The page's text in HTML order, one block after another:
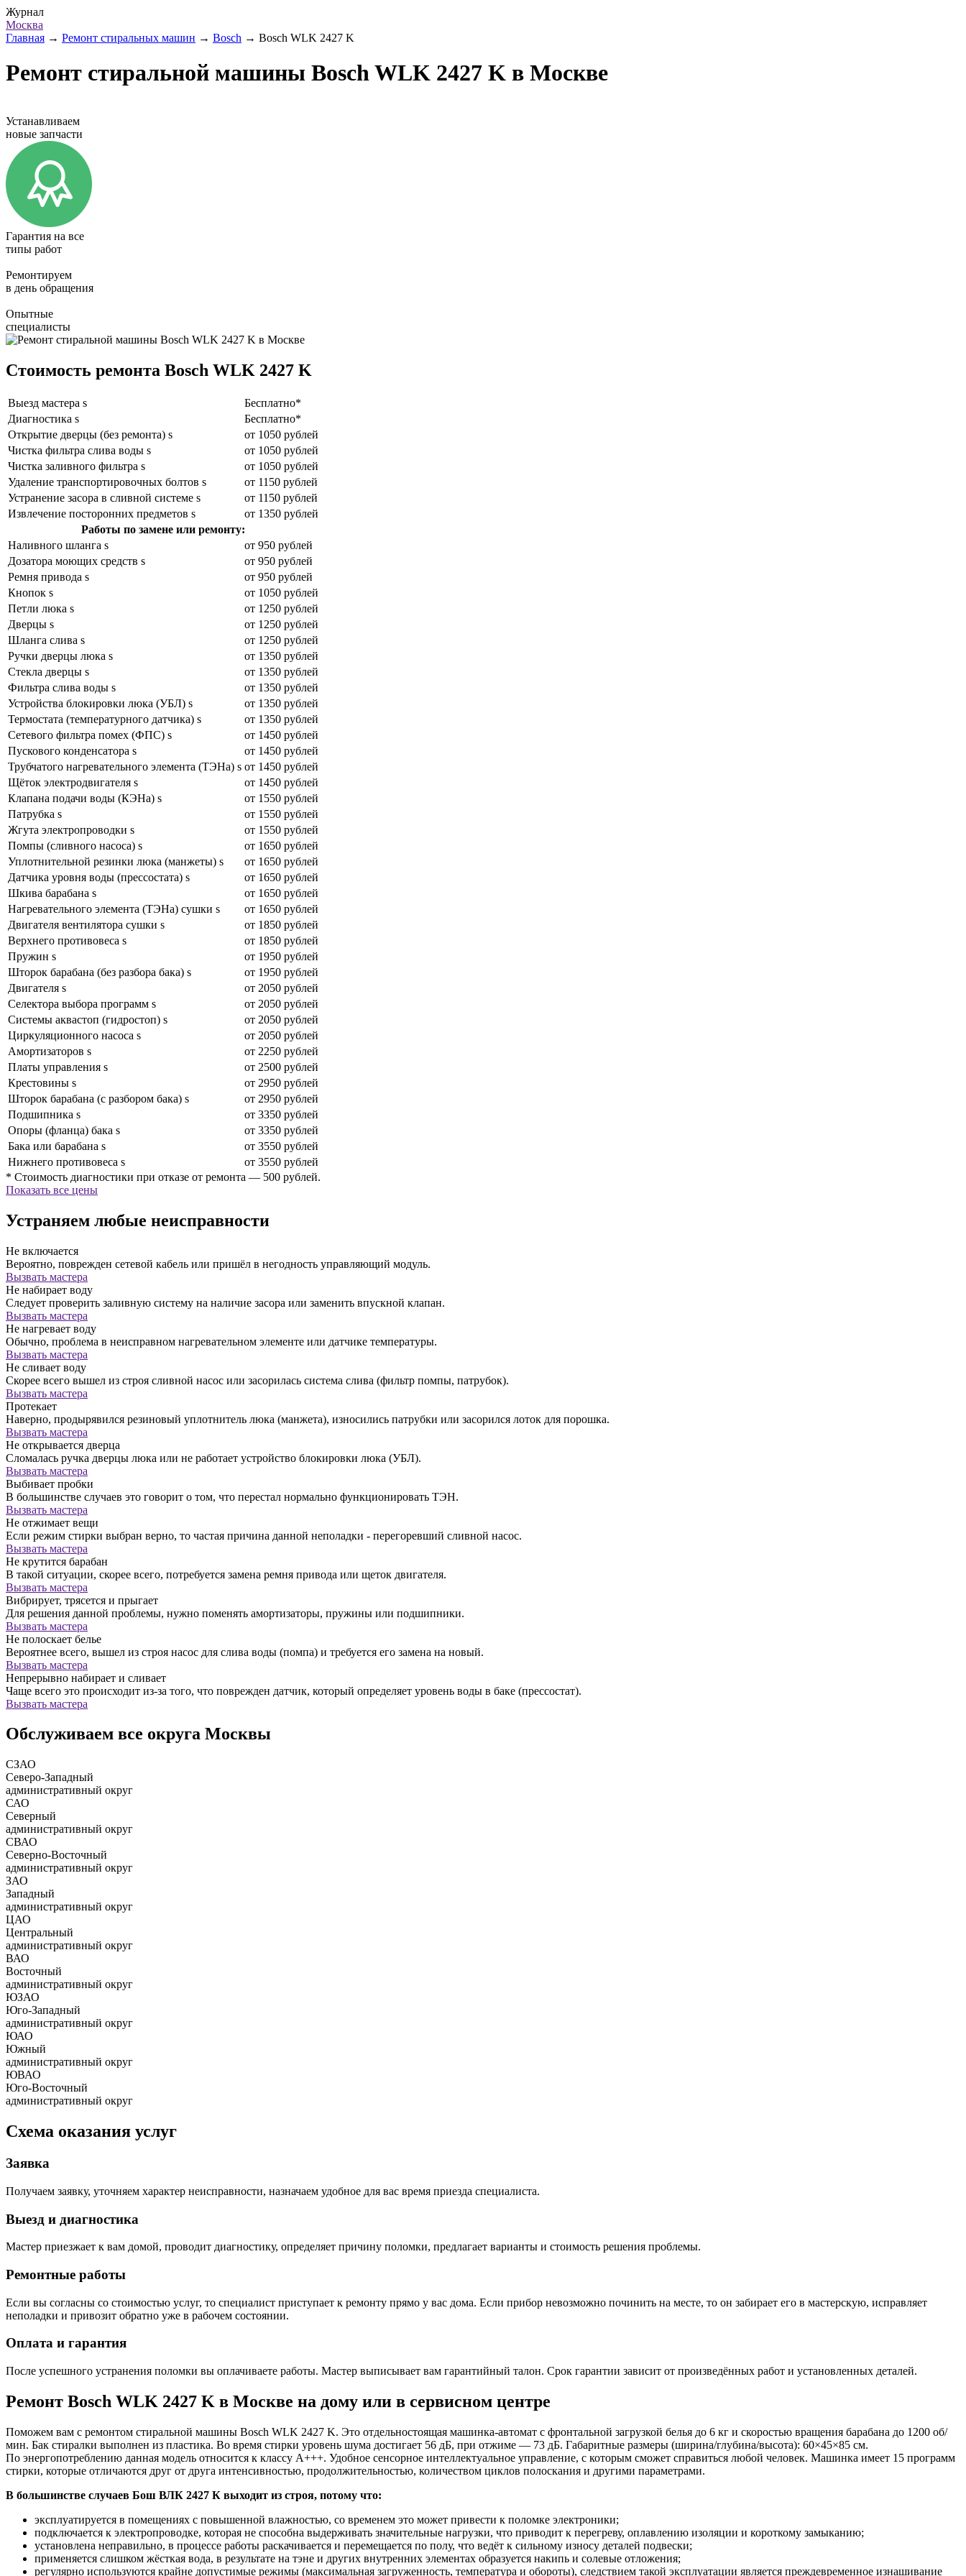
Журнал
Москва
Главная → Ремонт стиральных машин → Bosch → Bosch WLK 2427 K
Ремонт стиральной машины Bosch WLK 2427 K в Москве
Устанавливаем
новые запчасти
Гарантия на все
типы работ
Ремонтируем
в день обращения
Опытные
специалисты
Стоимость ремонта Bosch WLK 2427 K
Выезд мастера s
Бесплатно*
Диагностика s
Бесплатно*
Открытие дверцы (без ремонта) s
от 1050 рублей
Чистка фильтра слива воды s
от 1050 рублей
Чистка заливного фильтра s
от 1050 рублей
Удаление транспортировочных болтов s
от 1150 рублей
Устранение засора в сливной системе s
от 1150 рублей
Извлечение посторонних предметов s
от 1350 рублей
Работы по замене или ремонту:
Наливного шланга s
от 950 рублей
Дозатора моющих средств s
от 950 рублей
Ремня привода s
от 950 рублей
Кнопок s
от 1050 рублей
Петли люка s
от 1250 рублей
Дверцы s
от 1250 рублей
Шланга слива s
от 1250 рублей
Ручки дверцы люка s
от 1350 рублей
Стекла дверцы s
от 1350 рублей
Фильтра слива воды s
от 1350 рублей
Устройства блокировки люка (УБЛ) s
от 1350 рублей
Термостата (температурного датчика) s
от 1350 рублей
Сетевого фильтра помех (ФПС) s
от 1450 рублей
Пускового конденсатора s
от 1450 рублей
Трубчатого нагревательного элемента (ТЭНа) s от 1450 рублей
Щёток электродвигателя s
от 1450 рублей
Клапана подачи воды (КЭНа) s
от 1550 рублей
Патрубка s
от 1550 рублей
Жгута электропроводки s
от 1550 рублей
Помпы (сливного насоса) s
от 1650 рублей
Уплотнительной резинки люка (манжеты) s
от 1650 рублей
Датчика уровня воды (прессостата) s
от 1650 рублей
Шкива барабана s
от 1650 рублей
Нагревательного элемента (ТЭНа) сушки s
от 1650 рублей
Двигателя вентилятора сушки s
от 1850 рублей
Верхнего противовеса s
от 1850 рублей
Пружин s
от 1950 рублей
Шторок барабана (без разбора бака) s
от 1950 рублей
Двигателя s
от 2050 рублей
Селектора выбора программ s
от 2050 рублей
Системы аквастоп (гидростоп) s
от 2050 рублей
Циркуляционного насоса s
от 2050 рублей
Амортизаторов s
от 2250 рублей
Платы управления s
от 2500 рублей
Крестовины s
от 2950 рублей
Шторок барабана (с разбором бака) s
от 2950 рублей
Подшипника s
от 3350 рублей
Опоры (фланца) бака s
от 3350 рублей
Бака или барабана s
от 3550 рублей
Нижнего противовеса s
от 3550 рублей
* Стоимость диагностики при отказе от ремонта — 500 рублей.
Показать все цены
Устраняем любые неисправности
Не включается
Вероятно, поврежден сетевой кабель или пришёл в негодность управляющий модуль.
Вызвать мастера
Не набирает воду
Следует проверить заливную систему на наличие засора или заменить впускной клапан.
Вызвать мастера
Не нагревает воду
Обычно, проблема в неисправном нагревательном элементе или датчике температуры.
Вызвать мастера
Не сливает воду
Скорее всего вышел из строя сливной насос или засорилась система слива (фильтр помпы, патрубок).
Вызвать мастера
Протекает
Наверно, продырявился резиновый уплотнитель люка (манжета), износились патрубки или засорился лоток для порошка.
Вызвать мастера
Не открывается дверца
Сломалась ручка дверцы люка или не работает устройство блокировки люка (УБЛ).
Вызвать мастера
Выбивает пробки
В большинстве случаев это говорит о том, что перестал нормально функционировать ТЭН.
Вызвать мастера
Не отжимает вещи
Если режим стирки выбран верно, то частая причина данной неполадки - перегоревший сливной насос.
Вызвать мастера
Не крутится барабан
В такой ситуации, скорее всего, потребуется замена ремня привода или щеток двигателя.
Вызвать мастера
Вибрирует, трясется и прыгает
Для решения данной проблемы, нужно поменять амортизаторы, пружины или подшипники.
Вызвать мастера
Не полоскает белье
Вероятнее всего, вышел из строя насос для слива воды (помпа) и требуется его замена на новый.
Вызвать мастера
Непрерывно набирает и сливает
Чаще всего это происходит из-за того, что поврежден датчик, который определяет уровень воды в баке (прессостат).
Вызвать мастера
Обслуживаем все округа Москвы
СЗАО
Северо-Западный
административный округ
САО
Северный
административный округ
СВАО
Северно-Восточный
административный округ
ЗАО
Западный
административный округ
ЦАО
Центральный
административный округ
ВАО
Восточный
административный округ
ЮЗАО
Юго-Западный
административный округ
ЮАО
Южный
административный округ
ЮВАО
Юго-Восточный
административный округ
Схема оказания услуг
Заявка
Получаем заявку, уточняем характер неисправности, назначаем удобное для вас время приезда специалиста.
Выезд и диагностика
Мастер приезжает к вам домой, проводит диагностику, определяет причину поломки, предлагает варианты и стоимость решения проблемы.
Ремонтные работы
Если вы согласны со стоимостью услуг, то специалист приступает к ремонту прямо у вас дома. Если прибор невозможно починить на месте, то он забирает его в мастерскую, исправляет
неполадки и привозит обратно уже в рабочем состоянии.
Оплата и гарантия
После успешного устранения поломки вы оплачиваете работы. Мастер выписывает вам гарантийный талон. Срок гарантии зависит от произведённых работ и установленных деталей.
Ремонт Bosch WLK 2427 K в Москве на дому или в сервисном центре
Поможем вам с ремонтом стиральной машины Bosch WLK 2427 K. Это отдельностоящая машинка-автомат с фронтальной загрузкой белья до 6 кг и скоростью вращения барабана до 1200 об/
мин. Бак стиралки выполнен из пластика. Во время стирки уровень шума достигает 56 дБ, при отжиме — 73 дБ. Габаритные размеры (ширина/глубина/высота): 60×45×85 см.
По энергопотреблению данная модель относится к классу A+++. Удобное сенсорное интеллектуальное управление, с которым сможет справиться любой человек. Машинка имеет 15 программ
стирки, которые отличаются друг от друга интенсивностью, продолжительностью, количеством циклов полоскания и другими параметрами.
В большинстве случаев Бош ВЛК 2427 К выходит из строя, потому что:
эксплуатируется в помещениях с повышенной влажностью, со временем это может привести к поломке электроники;
подключается к электропроводке, которая не способна выдерживать значительные нагрузки, что приводит к перегреву, оплавлению изоляции и короткому замыканию;
установлена неправильно, в процессе работы раскачивается и перемещается по полу, что ведёт к сильному износу деталей подвески;
применяется слишком жёсткая вода, в результате на тэне и других внутренних элементах образуется накипь и солевые отложения;
регулярно используются крайне допустимые режимы (максимальная загруженность, температура и обороты), следствием такой эксплуатации является преждевременное изнашивание